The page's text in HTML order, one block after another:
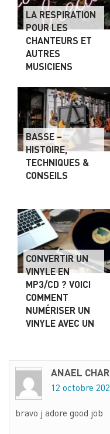
LA RESPIRATION
POUR LES
CHANTEURS ET
AUTRES
MUSICIENS
BASSE –
HISTOIRE,
TECHNIQUES &
CONSEILS
CONVERTIR UN
VINYLE EN
MP3/CD ? VOICI
COMMENT
NUMÉRISER UN
VINYLE AVEC UN
ANAEL
12 octobre
bravo j adore good job